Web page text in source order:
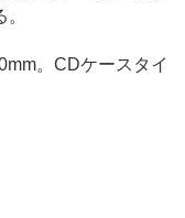
。CDケースタイ